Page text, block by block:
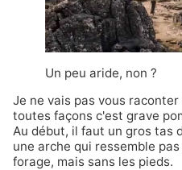
Un peu aride, non ?
Je ne vais pas vous
toutes façons c'est grave
Au début, il faut un gros tas
une arche qui ressemble
forage, mais sans les pieds.